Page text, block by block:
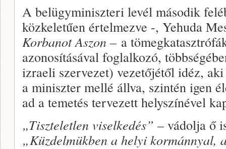
A belügyminiszteri levél második
közkeletűen értelmezve -, Yehuda
Korbanot Aszon – a
azonosításával foglalkozó,
izraeli szervezet) vezetőjétől idéz,
a miniszter mellé állva, szintén igen
ad a temetés tervezett helyszínével
„Tiszteletlen viselkedés” – vádolja ő
„Küzdelmükben a helyi kormánnyal,